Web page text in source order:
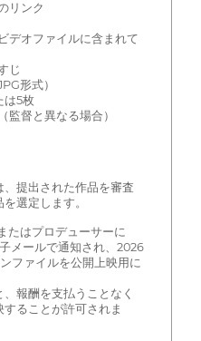
リンク
デオファイルに含まれて
じ
形式）
は5枚
監督と異なる場合）
提出された作品を審査
選定します。
たはプロデューサーに
メールで通知され、2026
ファイルを公開上映用に
報酬を支払うことなく
ることが許可されま